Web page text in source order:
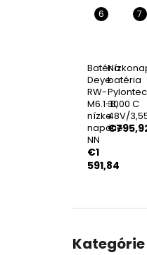
Batéria
Deye
RW-
M6.1-B,
nízke
napätie
NN
€1
591,84
batéria
3000 C
48V/
kategórie
Kategórie